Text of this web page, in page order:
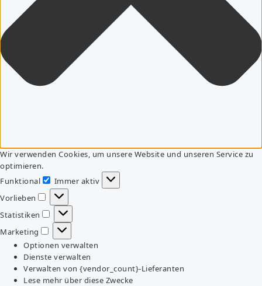
Wir verwenden Cookies, um unsere Website und unseren Service zu
optimieren.
Funktional
Funktional
Immer aktiv
Vorlieben
Vorlieben
Statistiken
Statistiken
Marketing
Marketing
Optionen verwalten
Dienste verwalten
Verwalten von {vendor_count}-Lieferanten
Lese mehr über diese Zwecke